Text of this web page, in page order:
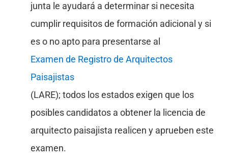
junta le ayudará a determinar si necesita
cumplir requisitos de formación adicional y si
es o no apto para presentarse al
Examen de Registro de Arquitectos
Paisajistas
(LARE); todos los estados exigen que los
posibles candidatos a obtener la licencia de
arquitecto paisajista realicen y aprueben este
examen.